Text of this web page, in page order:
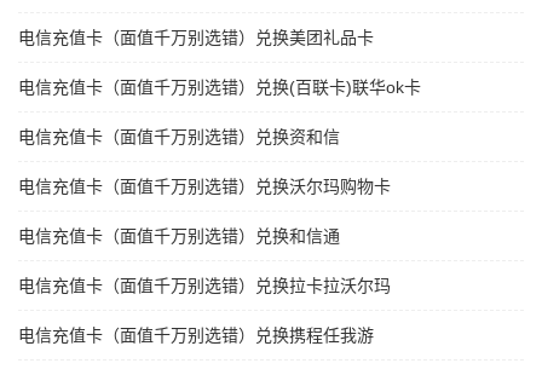
电信充值卡（面值千万别选错）兑换美团礼品卡
电信充值卡（面值千万别选错）兑换(百联卡)联华ok卡
电信充值卡（面值千万别选错）兑换资和信
电信充值卡（面值千万别选错）兑换沃尔玛购物卡
电信充值卡（面值千万别选错）兑换和信通
电信充值卡（面值千万别选错）兑换拉卡拉沃尔玛
电信充值卡（面值千万别选错）兑换携程任我游